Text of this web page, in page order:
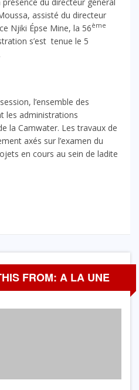
assisté du directeur
Njiki Épse Mine, la 56ème
s’est tenue le 5
l’ensemble des
les administrations
la Camwater. Les travaux de
axés sur l’examen du
en cours au sein de ladite
FROM: A LA UNE